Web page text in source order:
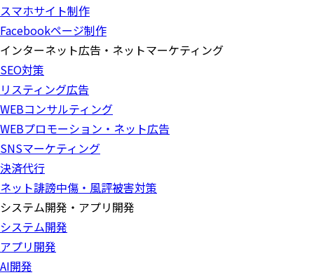
スマホサイト制作
Facebookページ制作
インターネット広告・ネットマーケティング
SEO対策
リスティング広告
WEBコンサルティング
WEBプロモーション・ネット広告
SNSマーケティング
決済代行
ネット誹謗中傷・風評被害対策
システム開発・アプリ開発
システム開発
アプリ開発
AI開発